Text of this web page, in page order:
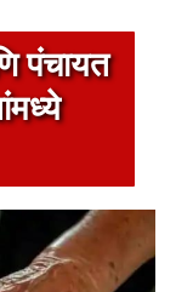
पंचायत